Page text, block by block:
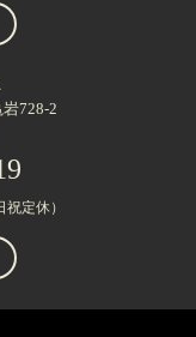
728-2
定休）